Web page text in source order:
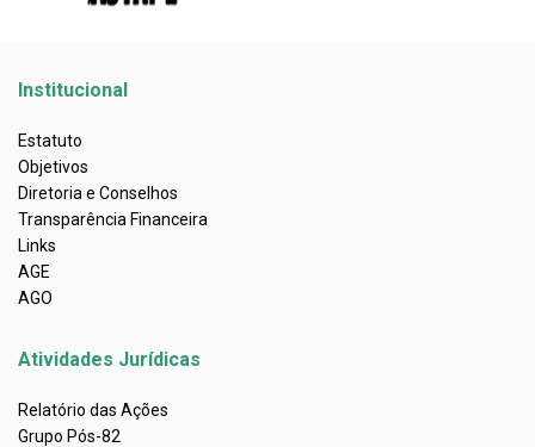
Institucional
Estatuto
Objetivos
Diretoria e Conselhos
Transparência Financeira
Links
AGE
AGO
Atividades Jurídicas
Relatório das Ações
Grupo Pós-82